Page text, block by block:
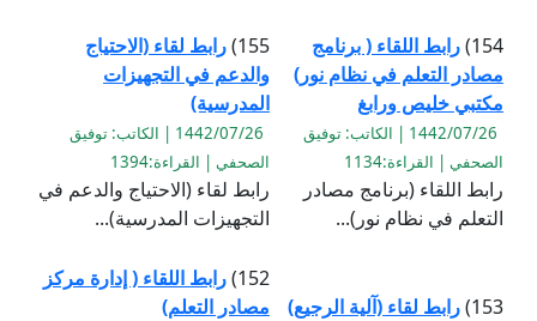
154) رابط اللقاء ( برنامج
مصادر التعلم في نظام نور)
مكتبي خليص ورابغ
1442/07/26 | الكاتب: توفيق
الصحفي | القراءة:1134
رابط اللقاء (برنامج مصادر
التعلم في نظام نور)...
155) رابط لقاء (الاحتياج
والدعم في التجهيزات
المدرسية)
1442/07/26 | الكاتب: توفيق
الصحفي | القراءة:1394
رابط لقاء (الاحتياج والدعم في
التجهيزات المدرسية)...
153) رابط لقاء (آلية الرجيع)
152) رابط اللقاء ( إدارة مركز
مصادر التعلم)